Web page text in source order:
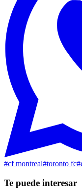
#cf montreal#toronto fc#
Te puede interesar